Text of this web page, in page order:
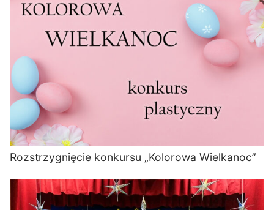
Rozstrzygnięcie konkursu „Kolorowa Wielkanoc”